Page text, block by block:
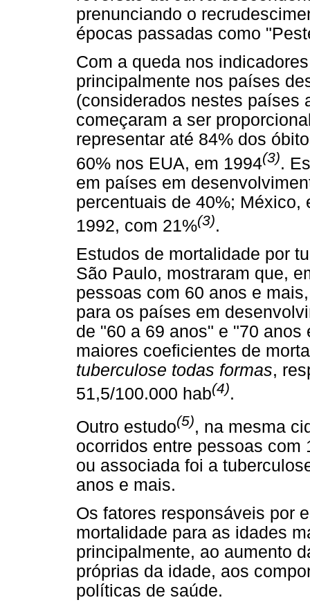
prenunciando o
épocas passadas como
Com a queda nos
principalmente nos países
(considerados nestes países
começaram a ser
representar até 84% dos
60% nos EUA, em 1994(3).
em países em
percentuais de 40%; México,
1992, com 21%(3).
Estudos de mortalidade por
São Paulo, mostraram que,
pessoas com 60 anos e
para os países em
de "60 a 69 anos" e "70
maiores coeficientes de
tuberculose todas formas,
51,5/100.000 hab(4).
Outro estudo(5), na mesma
ocorridos entre pessoas
ou associada foi a
anos e mais.
Os fatores responsáveis por
mortalidade para as idades
principalmente, ao aumento
próprias da idade, aos
políticas de saúde.